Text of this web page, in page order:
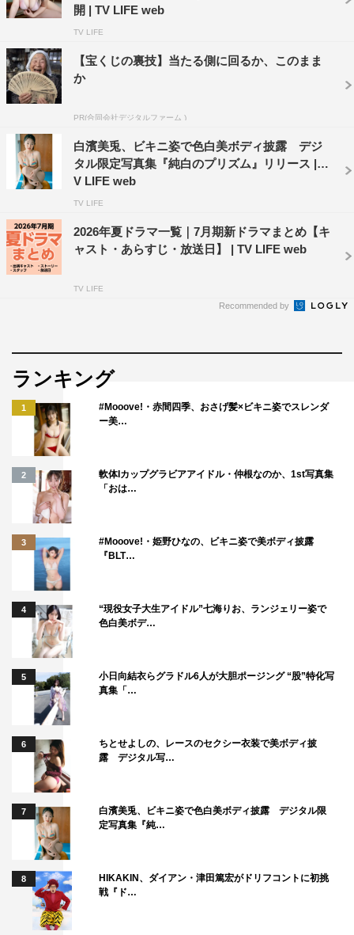
開 | TV LIFE web
TV LIFE
【宝くじの裏技】当たる側に回るか、このまま
か
PR(合同会社デジタルファーム )
白濱美兎、ビキニ姿で色白美ボディ披露 デジ
タル限定写真集『純白のプリズム』リリース | T
V LIFE web
TV LIFE
2026年夏ドラマ一覧｜7月期新ドラマまとめ【キ
ャスト・あらすじ・放送日】 | TV LIFE web
TV LIFE
Recommended by
ランキング
1
#Mooove!・赤間四季、おさげ髪×ビキニ姿でスレンダ
ー美…
2
軟体Iカップグラビアアイドル・仲根なのか、1st写真集
「おは…
3
#Mooove!・姫野ひなの、ビキニ姿で美ボディ披露
『BLT…
4
“現役女子大生アイドル”七海りお、ランジェリー姿で
色白美ボデ…
5
小日向結衣らグラドル6人が大胆ポージング “股”特化写
真集「…
6
ちとせよしの、レースのセクシー衣装で美ボディ披
露 デジタル写…
7
白濱美兎、ビキニ姿で色白美ボディ披露 デジタル限
定写真集『純…
8
HIKAKIN、ダイアン・津田篤宏がドリフコントに初挑
戦『ド…